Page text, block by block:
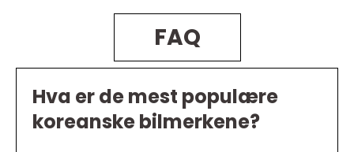
FAQ
Hva er de mest populære
koreanske bilmerkene?